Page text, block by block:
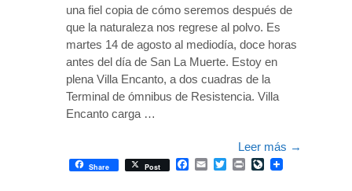
una fiel copia de cómo seremos después de
que la naturaleza nos regrese al polvo. Es
martes 14 de agosto al mediodía, doce horas
antes del día de San La Muerte. Estoy en
plena Villa Encanto, a dos cuadras de la
Terminal de ómnibus de Resistencia. Villa
Encanto carga …
Leer más →
Share Post Facebook
EmailTwitterPrintLiveJournal